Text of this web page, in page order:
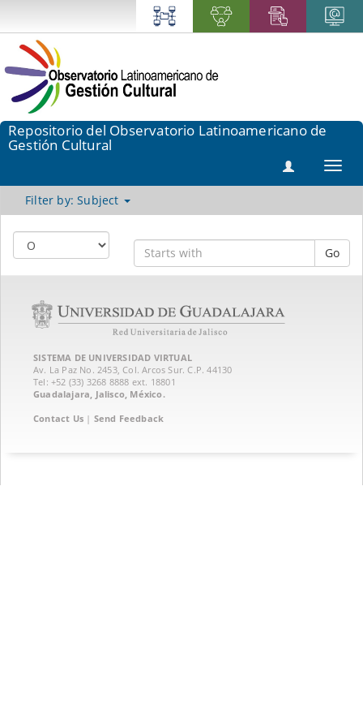
Repositorio del Observatorio Latinoamericano de
Gestión Cultural
Filter by: Subject
Go
SISTEMA DE UNIVERSIDAD VIRTUAL
Av. La Paz No. 2453, Col. Arcos Sur. C.P. 44130
Tel: +52 (33) 3268 8888‏ ext. 18801
Guadalajara, Jalisco, México.
Contact Us | Send Feedback